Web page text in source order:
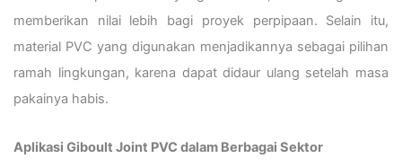
memberikan nilai lebih bagi proyek perpipaan. Selain itu,
material PVC yang digunakan menjadikannya sebagai pilihan
ramah lingkungan, karena dapat didaur ulang setelah masa
pakainya habis.
Aplikasi Giboult Joint PVC dalam Berbagai Sektor